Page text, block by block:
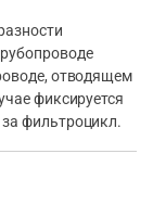
отводящем
фиксируется
фильтроцикл.